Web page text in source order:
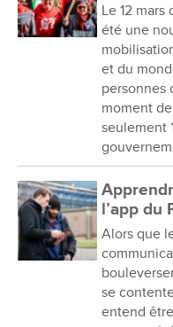
Le 12
été une
et du
personnes
moment
seulement
l’app du
Alors que
se
entend